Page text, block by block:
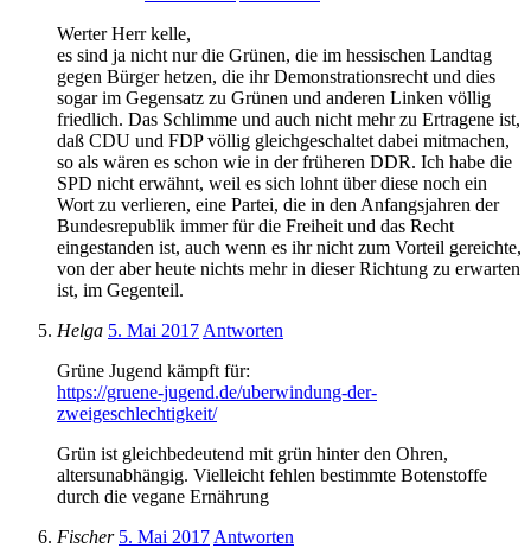
Werter Herr kelle,
es sind ja nicht nur die Grünen, die im hessischen Landtag
gegen Bürger hetzen, die ihr Demonstrationsrecht und dies
sogar im Gegensatz zu Grünen und anderen Linken völlig
friedlich. Das Schlimme und auch nicht mehr zu Ertragene ist,
daß CDU und FDP völlig gleichgeschaltet dabei mitmachen,
so als wären es schon wie in der früheren DDR. Ich habe die
SPD nicht erwähnt, weil es sich lohnt über diese noch ein
Wort zu verlieren, eine Partei, die in den Anfangsjahren der
Bundesrepublik immer für die Freiheit und das Recht
eingestanden ist, auch wenn es ihr nicht zum Vorteil gereichte,
von der aber heute nichts mehr in dieser Richtung zu erwarten
ist, im Gegenteil.
Helga 5. Mai 2017 Antworten
Grüne Jugend kämpft für:
https://gruene-jugend.de/uberwindung-der-
zweigeschlechtigkeit/
Grün ist gleichbedeutend mit grün hinter den Ohren,
altersunabhängig. Vielleicht fehlen bestimmte Botenstoffe
durch die vegane Ernährung
Fischer 5. Mai 2017 Antworten